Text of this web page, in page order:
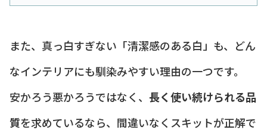
また、真っ白すぎない「清潔感のある白」も、どん
なインテリアにも馴染みやすい理由の一つです。
安かろう悪かろうではなく、 長く使い続けられる品
質を求めているなら、間違いなくスキットが正解で